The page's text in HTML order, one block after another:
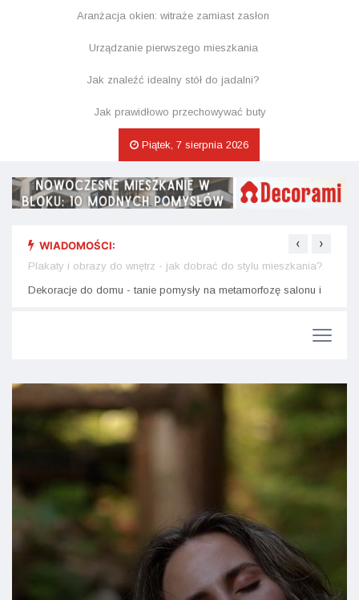
Aranżacja okien: witraże zamiast zasłon
Urządzanie pierwszego mieszkania
Jak znaleźć idealny stół do jadalni?
Jak prawidłowo przechowywać buty
Piątek, 7 sierpnia 2026
WIADOMOŚCI:
Plakaty i obrazy do wnętrz - jak dobrać do stylu mieszkania?
‹ ›